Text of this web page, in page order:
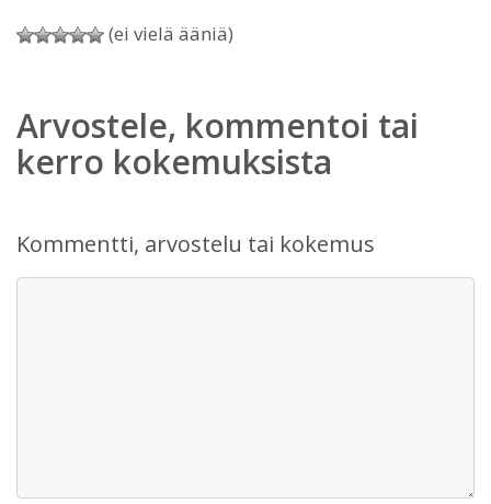
(ei vielä ääniä)
Arvostele, kommentoi tai
kerro kokemuksista
Kommentti, arvostelu tai kokemus